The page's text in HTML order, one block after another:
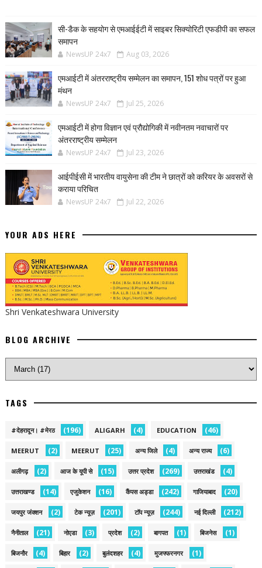
सी-डैक के सहयोग से एमआईईटी में साइबर सिक्योरिटी एफडीपी का सफल
समापन
NewsUP 24x7 Aug 03, 2026
एमआईटी में अंतरराष्ट्रीय सम्मेलन का समापन, 151 शोध पत्रों पर हुआ
मंथन
NewsUP 24x7 Jul 25, 2026
एमआईटी में होगा विज्ञान एवं प्रौद्योगिकी में नवीनतम नवाचारों पर
अंतरराष्ट्रीय सम्मेलन
NewsUP 24x7 Jul 23, 2026
आईपीईसी में भारतीय वायुसेना की टीम ने छात्रों को करियर के अवसरों से
कराया परिचित
NewsUP 24x7 Jul 22, 2026
YOUR ADS HERE
Shri Venkateshwara University
BLOG ARCHIVE
TAGS
#देहरादून। #मेरठ (196) ALIGARH (4) EDUCATION (46)
MEERUT (2) MEERUT (25) अन्य जिले (4) अन्य राज्य (6)
अलीगढ़ (2) आज के यूपी से (15) उत्तर प्रदेश (269) उत्तराखंड (4)
उत्तराखण्ड (14) एजुकेशन (16) कैंपस अड्डा (242) गाजियाबाद (20)
जयपुर जंक्शन (2) टेक न्यूज़ (201) टॉप न्यूज़ (244) नई द‍िल्ली (212)
नैनीताल (21) नोएडा (3) प्रदेश (2) बागपत (1) बिजनेस (1)
बिजनौर (4) बिहार (2) बुलंदशहर (4) मुजफ्फरनगर (1)